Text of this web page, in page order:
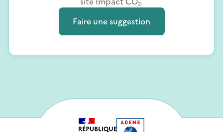
Faire une suggestion